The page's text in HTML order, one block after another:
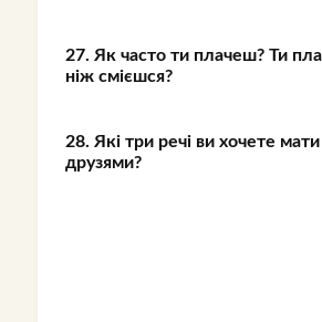
27. Як часто ти плачеш? Ти
ніж смієшся?
28. Які три речі ви хочете мати
друзями?